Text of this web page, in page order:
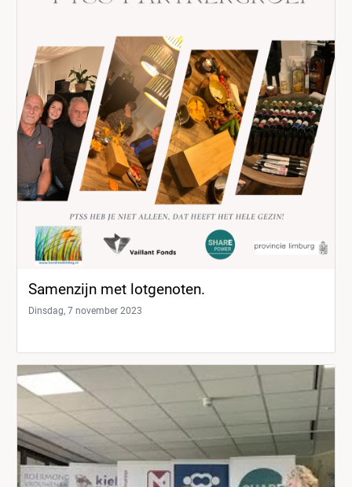
Samenzijn met lotgenoten.
Dinsdag, 7 november 2023